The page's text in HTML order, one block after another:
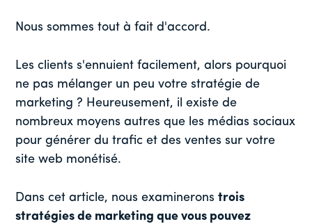
Nous sommes tout à fait d'accord.
Les clients s'ennuient facilement, alors pourquoi
ne pas mélanger un peu votre stratégie de
marketing ? Heureusement, il existe de
nombreux moyens autres que les médias sociaux
pour générer du trafic et des ventes sur votre
site web monétisé.
Dans cet article, nous examineronstrois
stratégies de marketing que vous pouvez